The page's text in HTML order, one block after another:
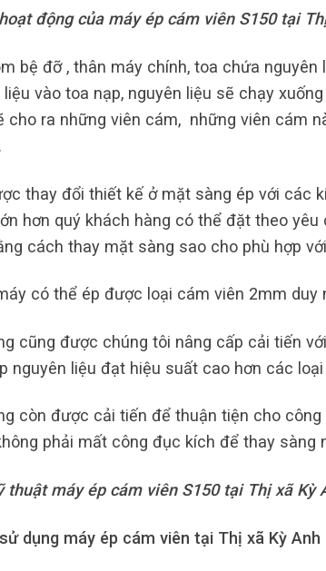
động của máy ép cám viên S150 tại
bệ đỡ , thân máy chính, toa chứa
liệu vào toa nạp, nguyên liệu sẽ chạy
cho ra những viên cám, những viên cám
thay đổi thiết kế ở mặt sàng ép với các
hơn quý khách hàng có thể đặt theo
cách thay mặt sàng sao cho phù hợp
có thể ép được loại cám viên 2mm duy
cũng được chúng tôi nâng cấp cải tiến
nguyên liệu đạt hiệu suất cao hơn các
còn được cải tiến để thuận tiện cho
phải mất công đục kích để thay sàng
thuật máy ép cám viên S150 tại Thị xã Kỳ
dụng máy ép cám viên tại Thị xã Kỳ Anh